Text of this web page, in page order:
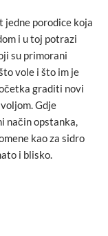
porodice koja
i u toj potrazi
su primorani
vole i što im je
graditi novi
Gdje
način opstanka,
kao za sidro
i blisko.